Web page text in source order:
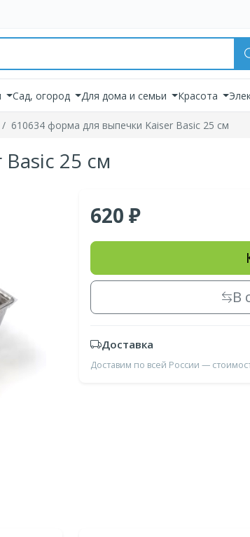
Сад, огород Для дома и семьи Красота
610634 форма для выпечки Kaiser Basic 25 см
25 см
620
В
Доставка
Доставим по всей России —